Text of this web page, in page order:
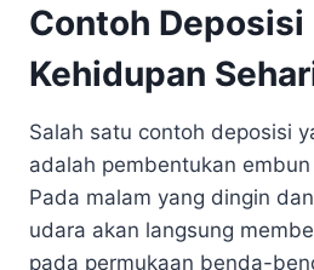
Contoh Deposisi
Kehidupan
Salah satu contoh deposisi
adalah pembentukan
Pada malam yang dingin
udara akan langsung
pada permukaan benda-